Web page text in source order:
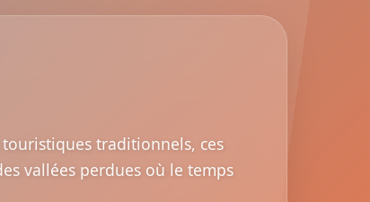
traditionnels, ces
vallées perdues où le temps